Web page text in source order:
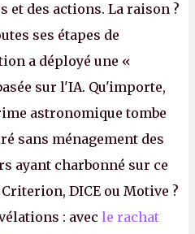
et des actions. La raison ?
ses étapes de
a déployé une «
sur l'IA. Qu'importe,
astronomique tombe
sans ménagement des
ayant charbonné sur ce
DICE ou Motive ?
: avec le rachat